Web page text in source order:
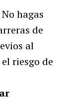
No hagas
de
al
riesgo de